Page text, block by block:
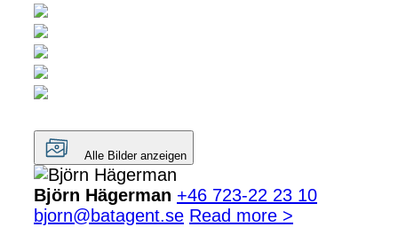
Alle Bilder anzeigen
Björn Hägerman +46 723-22 23 10
bjorn@batagent.se Read more >